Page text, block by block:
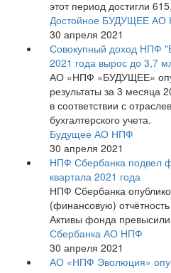
этот период достигли
Достойное БУДУЩЕЕ
30 апреля 2021
Совокупный доход НПФ
2021 года вырос до 3,7
АО «НПФ «БУДУЩЕЕ»
результаты за 3 месяца
в соответствии с
бухгалтерского учета.
Будущее АО НПФ
30 апреля 2021
НПФ Сбербанка подвел
квартала 2021 года
НПФ Сбербанка
(финансовую)
Активы фонда
Сбербанка АО НПФ
30 апреля 2021
АО «НПФ Эволюция»